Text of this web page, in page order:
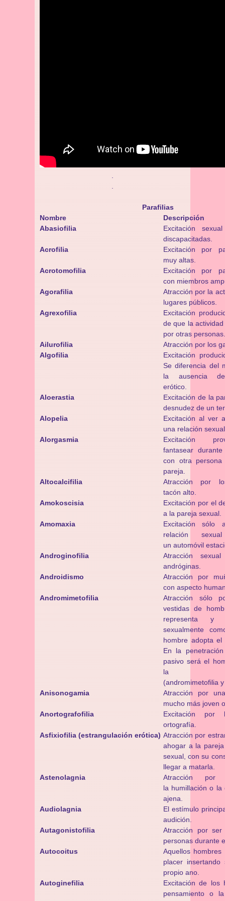
Parafilias
Nombre
Descripción
Abasiofilia
Excitación
discapacitadas.
Acrofilia
Excitación por
muy altas.
Acrotomofilia
Excitación por
con miembros
Agorafilia
Atracción por la
lugares públicos.
Agrexofilia
Excitación
de que la
por otras personas.
Ailurofilia
Atracción por los
Algofilia
Excitación
Se diferencia del
la ausencia
erótico.
Aloerastia
Excitación de la
desnudez de un
Alopelia
Excitación al ver
una relación
Alorgasmia
Excitación
fantasear
con otra
pareja.
Altocalcifilia
Atracción por
tacón alto.
Amokoscisia
Excitación por el
a la pareja sexual.
Amomaxia
Excitación sólo
relación
un automóvil
Androginofilia
Atracción
andróginas.
Androidismo
Atracción por
con aspecto
Andromimetofilia
Atracción sólo
vestidas de
representa y
sexualmente
hombre adopta
En la
pasivo será el
la
(andromimetofilia
Anisonogamia
Atracción por
mucho más joven
Anortografofilia
Excitación
ortografía.
Asfixiofilia (estrangulación erótica) Atracción por
ahogar a la
sexual, con su
llegar a matarla.
Astenolagnia
Atracción por
la humillación o la
ajena.
Audiolagnia
El estímulo
audición.
Autagonistofilia
Atracción por
personas durante
Autocoitus
Aquellos
placer
propio ano.
Autoginefilia
Excitación de los
pensamiento o